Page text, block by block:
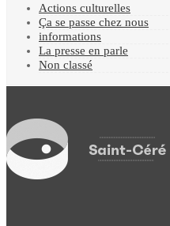
Actions culturelles
Ça se passe chez nous
informations
La presse en parle
Non classé